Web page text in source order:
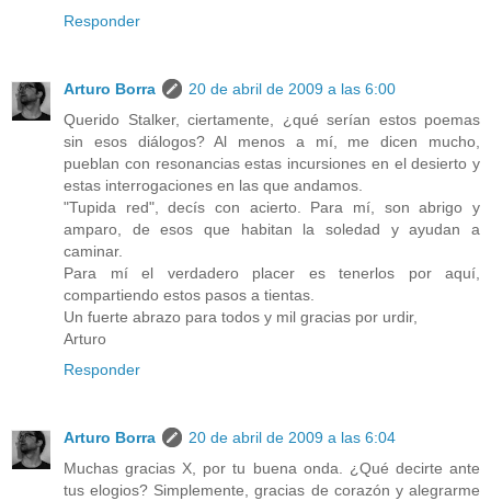
Responder
Arturo Borra
20 de abril de 2009 a las 6:00
Querido Stalker, ciertamente, ¿qué serían estos poemas
sin esos diálogos? Al menos a mí, me dicen mucho,
pueblan con resonancias estas incursiones en el desierto y
estas interrogaciones en las que andamos.
"Tupida red", decís con acierto. Para mí, son abrigo y
amparo, de esos que habitan la soledad y ayudan a
caminar.
Para mí el verdadero placer es tenerlos por aquí,
compartiendo estos pasos a tientas.
Un fuerte abrazo para todos y mil gracias por urdir,
Arturo
Responder
Arturo Borra
20 de abril de 2009 a las 6:04
Muchas gracias X, por tu buena onda. ¿Qué decirte ante
tus elogios? Simplemente, gracias de corazón y alegrarme